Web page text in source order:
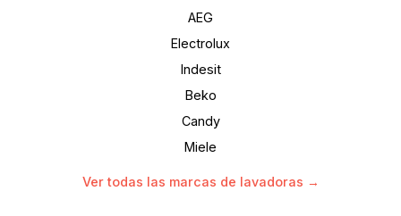
AEG
Electrolux
Indesit
Beko
Candy
Miele
Ver todas las marcas de lavadoras →